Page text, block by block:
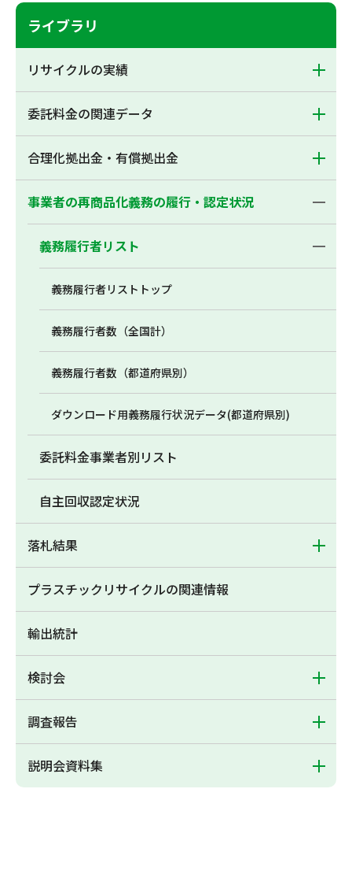
ライブラリ
リサイクルの実績
委託料金の関連データ
合理化拠出金・有償拠出金
事業者の再商品化義務の履行・認定状況
義務履行者リスト
義務履行者リストトップ
義務履行者数（全国計）
義務履行者数（都道府県別）
ダウンロード用義務履行状況データ(都道府県別)
委託料金事業者別リスト
自主回収認定状況
落札結果
プラスチックリサイクルの関連情報
輸出統計
検討会
調査報告
説明会資料集